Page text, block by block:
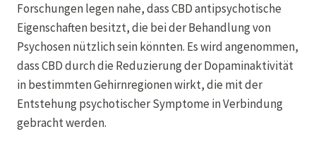
Forschungen legen nahe, dass CBD antipsychotische
Eigenschaften besitzt, die bei der Behandlung von
Psychosen nützlich sein könnten. Es wird angenommen,
dass CBD durch die Reduzierung der Dopaminaktivität
in bestimmten Gehirnregionen wirkt, die mit der
Entstehung psychotischer Symptome in Verbindung
gebracht werden.